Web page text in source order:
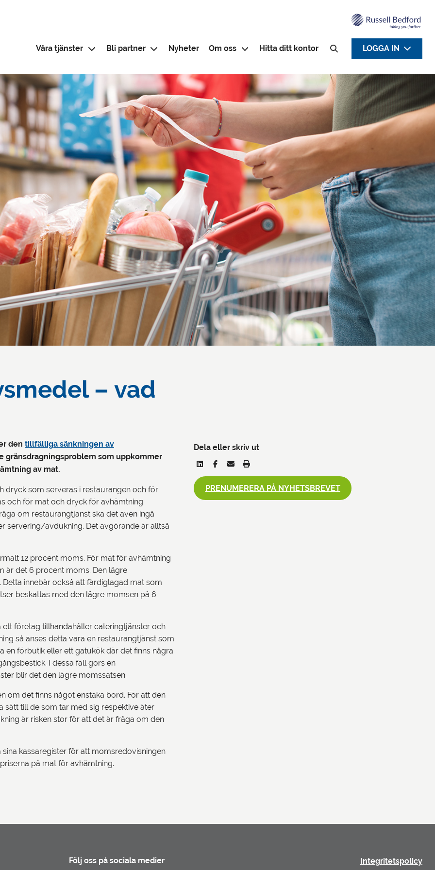
Våra tjänster Bli partner Nyheter Om oss Hitta ditt kontor
Sök efter:
LOGGA IN
– vad
den tillfälliga sänkningen av
gränsdragningsproblem som uppkommer
av mat.
dryck som serveras i restaurangen och för
och för mat och dryck för avhämtning
om restaurangtjänst ska det även ingå
servering/avdukning. Det avgörande är alltså
12 procent moms. För mat för avhämtning
är det 6 procent moms. Den lägre
innebär också att färdiglagad mat som
beskattas med den lägre momsen på 6
företag tillhandahåller cateringtjänster och
så anses detta vara en restaurangtjänst som
en förbutik eller ett gatukök där det finns några
I dessa fall görs en
blir det den lägre momssatsen.
om det finns något enstaka bord. För att den
sätt till de som tar med sig respektive äter
är risken stor för att det är fråga om den
kassaregister för att momsredovisningen
på mat för avhämtning.
Dela eller skriv ut
PRENUMERERA PÅ NYHETSBREVET
Följ oss på sociala medier Integritetspolicy